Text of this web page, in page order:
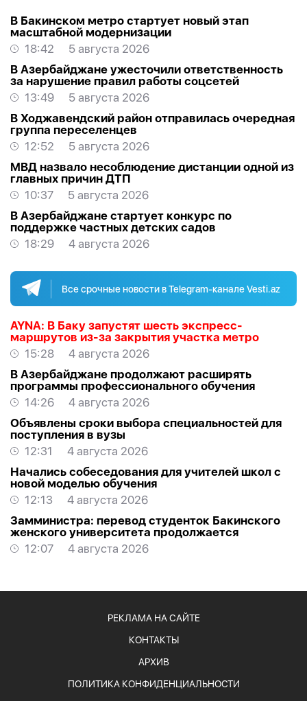
В Бакинском метро стартует новый этап
масштабной модернизации
18:42
5 августа 2026
В Азербайджане ужесточили ответственность
за нарушение правил работы соцсетей
13:49
5 августа 2026
В Ходжавендский район отправилась очередная
группа переселенцев
12:52
5 августа 2026
МВД назвало несоблюдение дистанции одной из
главных причин ДТП
10:37
5 августа 2026
В Азербайджане стартует конкурс по
поддержке частных детских садов
18:29
4 августа 2026
Все срочные новости в Telegram-канале Vesti.az
AYNA: В Баку запустят шесть экспресс-
маршрутов из-за закрытия участка метро
15:28
4 августа 2026
В Азербайджане продолжают расширять
программы профессионального обучения
14:26
4 августа 2026
Объявлены сроки выбора специальностей для
поступления в вузы
12:31
4 августа 2026
Начались собеседования для учителей школ с
новой моделью обучения
12:13
4 августа 2026
Замминистра: перевод студенток Бакинского
женского университета продолжается
12:07
4 августа 2026
РЕКЛАМА НА САЙТЕ
КОНТАКТЫ
АРХИВ
ПОЛИТИКА КОНФИДЕНЦИАЛЬНОСТИ